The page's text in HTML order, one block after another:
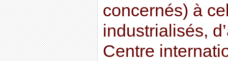
concernés) à
industrialisés,
Centre